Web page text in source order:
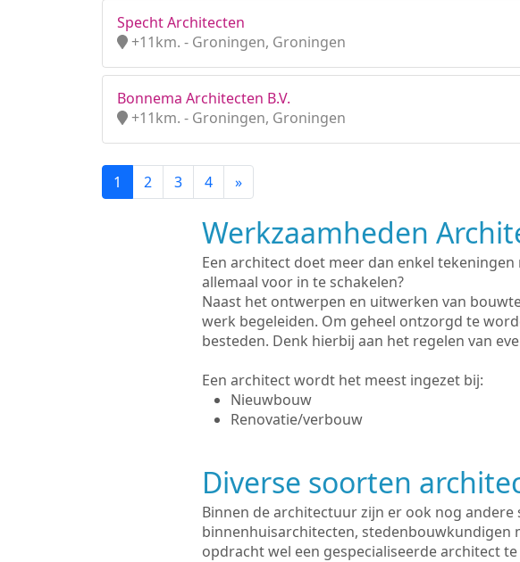
Specht Architecten
+11km. - Groningen, Groningen
Bonnema Architecten B.V.
+11km. - Groningen, Groningen
1 2 3 4 »
Werkzaamheden
Een architect doet meer dan enkel
allemaal voor in te schakelen?
Naast het ontwerpen en uitwerken van
werk begeleiden. Om geheel ontzorgd te
besteden. Denk hierbij aan het regelen van
Een architect wordt het meest ingezet bij:
Nieuwbouw
Renovatie/verbouw
Diverse soorten
Binnen de architectuur zijn er ook nog
binnenhuisarchitecten, stedenbouwkundigen
opdracht wel een gespecialiseerde architect